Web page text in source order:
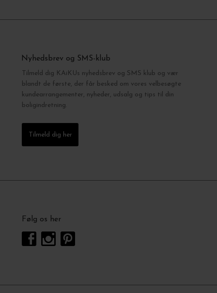
Nyhedsbrev og SMS-klub
Tilmeld dig KAiKUs nyhedsbrev og SMS klub og vær
blandt de første, der får besked om vores velbesøgte
kundearrangementer, nyheder, udsalg og tips til din
boligindretning.
Tilmeld dig her
Følg os her